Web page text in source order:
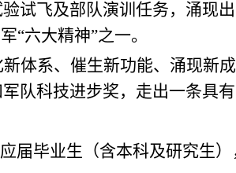
试飞及部队演训任务，涌现
“六大精神”之一。
体系、催生新功能、涌现新
队科技进步奖，走出一条具
届毕业生（含本科及研究生）